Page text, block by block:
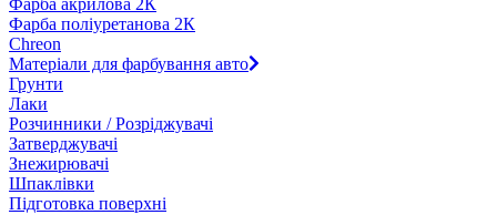
Фарба поліуретанова 2К
Chreon
Матеріали для фарбування авто
Грунти
Лаки
Розчинники / Розріджувачі
Затверджувачі
Знежирювачі
Шпаклівки
Підготовка поверхні